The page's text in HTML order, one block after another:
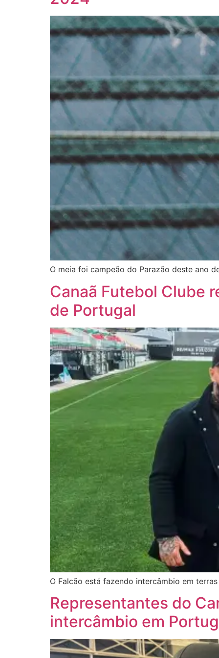
O meia foi campeão do Parazão deste ano
Canaã Futebol Clube
de Portugal
O Falcão está fazendo intercâmbio em
Representantes do
intercâmbio em